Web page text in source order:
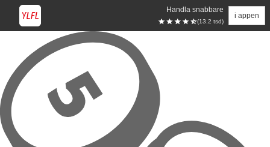
Handla snabbare
(13.2 tsd)
i appen
Hoppa till huvudinnehåll